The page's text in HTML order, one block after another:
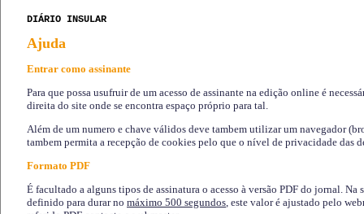
DIÁRIO INSULAR
Ajuda
Entrar como assinante
Para que possa usufruir de um acesso de assinante na edição online é
direita do site onde se encontra espaço próprio para tal.
Além de um numero e chave válidos deve tambem utilizar um navegador
tambem permita a recepção de cookies pelo que o nível de privacidade das
Formato PDF
É facultado a alguns tipos de assinatura o acesso à versão PDF do jornal. Na
definido para durar no máximo 500 segundos, este valor é ajustado pelo